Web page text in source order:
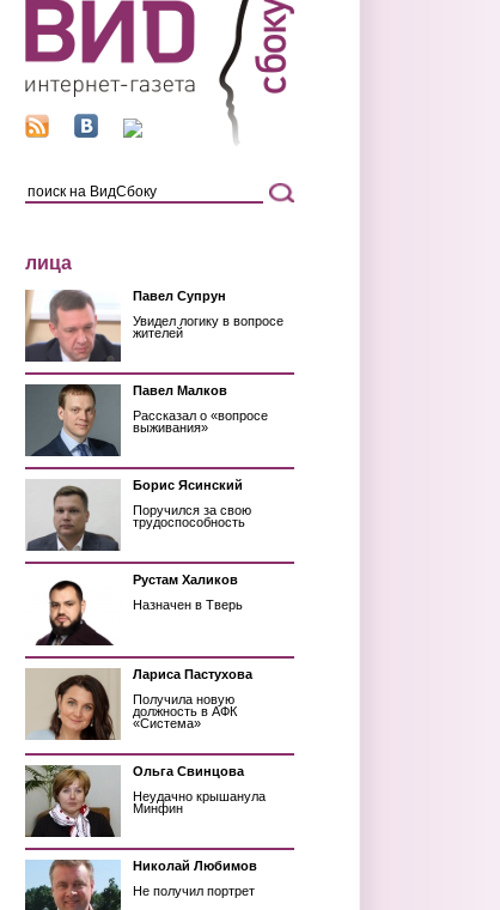
лица
Павел Супрун
Увидел логику в вопросе
жителей
Павел Малков
Рассказал о «вопросе
выживания»
Борис Ясинский
Поручился за свою
трудоспособность
Рустам Халиков
Назначен в Тверь
Лариса Пастухова
Получила новую
должность в АФК
«Система»
Ольга Свинцова
Неудачно крышанула
Минфин
Николай Любимов
Не получил портрет